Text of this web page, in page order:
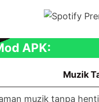
APK:
Muzik
muzik tanpa